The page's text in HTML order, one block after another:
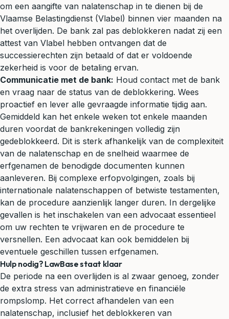
om een aangifte van nalatenschap in te dienen bij de
Vlaamse Belastingdienst (Vlabel) binnen vier maanden na
het overlijden. De bank zal pas deblokkeren nadat zij een
attest van Vlabel hebben ontvangen dat de
successierechten zijn betaald of dat er voldoende
zekerheid is voor de betaling ervan.
Communicatie met de bank: Houd contact met de bank
en vraag naar de status van de deblokkering. Wees
proactief en lever alle gevraagde informatie tijdig aan.
Gemiddeld kan het enkele weken tot enkele maanden
duren voordat de bankrekeningen volledig zijn
gedeblokkeerd. Dit is sterk afhankelijk van de complexiteit
van de nalatenschap en de snelheid waarmee de
erfgenamen de benodigde documenten kunnen
aanleveren. Bij complexe erfopvolgingen, zoals bij
internationale nalatenschappen of betwiste testamenten,
kan de procedure aanzienlijk langer duren. In dergelijke
gevallen is het inschakelen van een advocaat essentieel
om uw rechten te vrijwaren en de procedure te
versnellen. Een advocaat kan ook bemiddelen bij
eventuele geschillen tussen erfgenamen.
Hulp nodig? LawBase staat klaar
De periode na een overlijden is al zwaar genoeg, zonder
de extra stress van administratieve en financiële
rompslomp. Het correct afhandelen van een
nalatenschap, inclusief het deblokkeren van